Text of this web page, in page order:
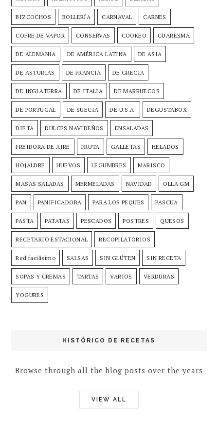
BIZCOCHOS BOLLERÍA CARNAVAL CARNES
COFRE DE VAPOR CONSERVAS COOKEO CUARESMA
DE ALEMANIA DE AMÉRICA LATINA DE ASIA
DE ASTURIAS DE FRANCIA DE GRECIA
DE INGLATERRA DE ITALIA DE MARRUECOS
DE PORTUGAL DE SUECIA DE U.S.A. DEGUSTABOX
DIETA DULCES NAVIDEÑOS ENSALADAS
FREIDORA DE AIRE FRUTA GALLETAS HELADOS
HOJALDRE HUEVOS LEGUMBRES MARISCO
MASAS SALADAS MERMELADAS NAVIDAD OLLA GM
PAN PANIFICADORA PARA LOS PEQUES PASCUA
PASTA PATATAS PESCADOS POSTRES QUESOS
RECETARIO ESTACIONAL RECOPILATORIOS
Red facilísimo SALSAS SIN GLÚTEN SIN RECETA
SOPAS Y CREMAS TARTAS VARIOS VERDURAS
YOGURES
HISTÓRICO DE RECETAS
Browse through all the blog posts over the years
VIEW ALL